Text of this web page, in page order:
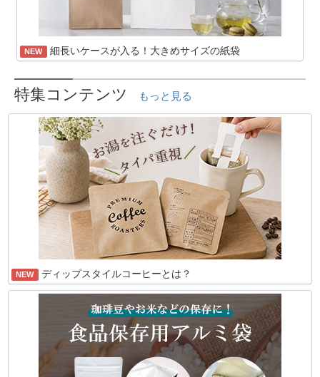
NEW 細長いケースが入る！大きめサイズの紙袋
特集コンテンツ もっと見る
NEW ディップスタイルコーヒーとは？